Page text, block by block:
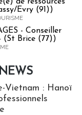
Evry (91))
- Conseiller
(St Brice (77))
Vietnam : Hanoï